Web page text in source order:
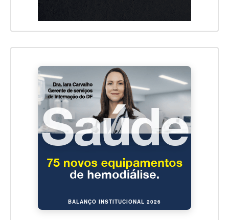
BALANÇO INSTITUCIONAL 2026